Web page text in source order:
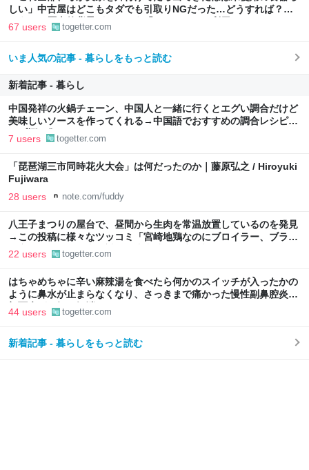
しい」中古屋はどこもタダでも引取りNGだった…どうすれば？→
どうやら歴史的背景がありそう「ジモティーを利用しては？」
67 users togetter.com
いま人気の記事 - 暮らしをもっと読む
新着記事 - 暮らし
中国発祥の火鍋チェーン、中国人と一緒に行くとエグい調合だけど
美味しいソースを作ってくれる→中国語でおすすめの調合レシピが
リプ欄に集まる
7 users togetter.com
「琵琶湖三市同時花火大会」は何だったのか｜藤原弘之 / Hiroyuki
Fujiwara
28 users note.com/fuddy
八王子まつりの屋台で、昼間から生肉を常温放置しているのを発見
→この投稿に様々なツッコミ「宮崎地鶏なのにブロイラー、ブラジ
ル産では？」「写真に対して違和感」衛生状態も気になる
22 users togetter.com
はちゃめちゃに辛い麻辣湯を食べたら何かのスイッチが入ったかの
ように鼻水が止まらなくなり、さっきまで痛かった慢性副鼻腔炎の
顔面痛が一気に解消した
44 users togetter.com
新着記事 - 暮らしをもっと読む